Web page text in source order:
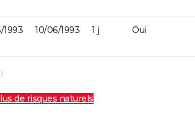
1993 10/06/1993 1 j Oui
de risques naturels